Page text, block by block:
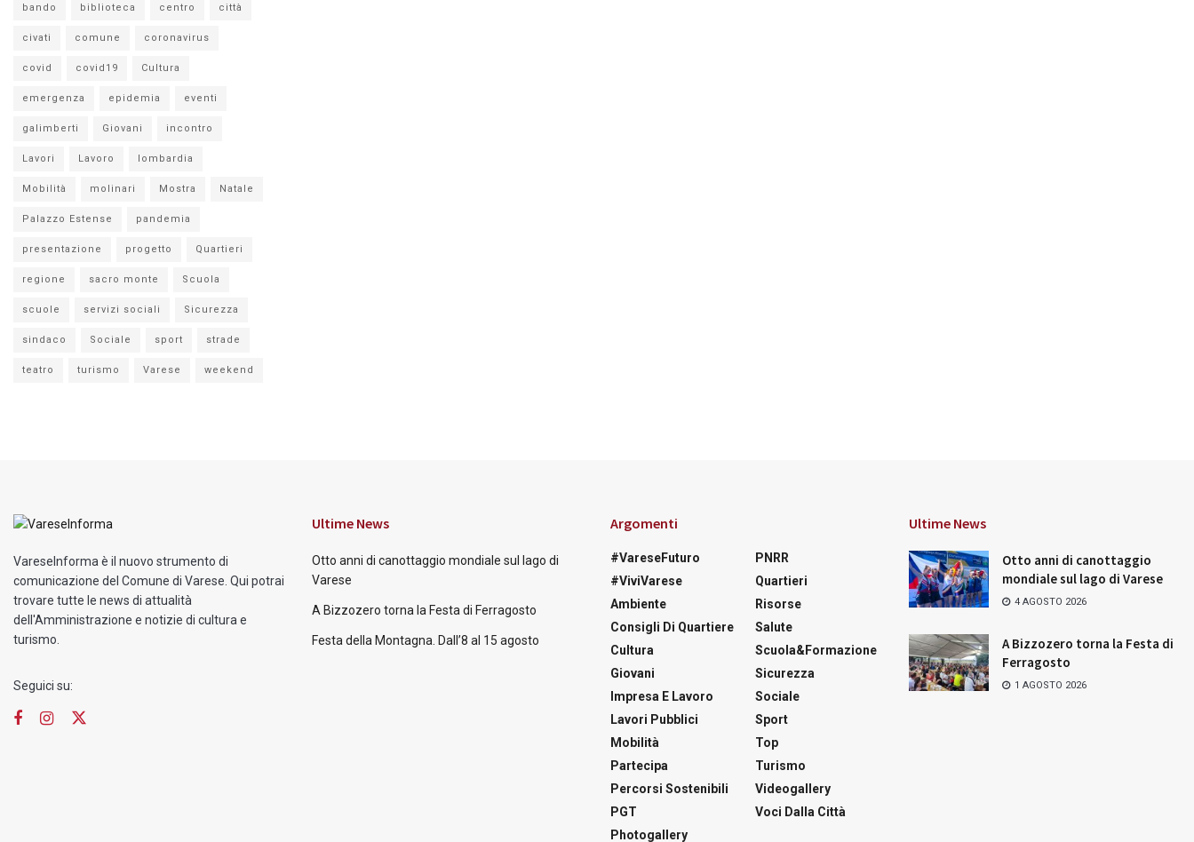
bando biblioteca centro città
civati comune coronavirus
covid covid19 Cultura
emergenza epidemia eventi
galimberti Giovani incontro
Lavori Lavoro lombardia
Mobilità molinari Mostra Natale
Palazzo Estense pandemia
presentazione progetto Quartieri
regione sacro monte Scuola
scuole servizi sociali Sicurezza
sindaco Sociale sport strade
teatro turismo Varese weekend
VareseInforma è il nuovo strumento di
comunicazione del Comune di Varese. Qui potrai
trovare tutte le news di attualità
dell'Amministrazione e notizie di cultura e
turismo.
Seguici su:
Ultime News
Otto anni di canottaggio mondiale sul lago di
Varese
A Bizzozero torna la Festa di Ferragosto
Festa della Montagna. Dall’8 al 15 agosto
Argomenti
#VareseFuturo
#ViviVarese
Ambiente
Consigli Di Quartiere
Cultura
Giovani
Impresa E Lavoro
Lavori Pubblici
Mobilità
Partecipa
Percorsi Sostenibili
PGT
Photogallery
PNRR
Quartieri
Risorse
Salute
Scuola&Formazione
Sicurezza
Sociale
Sport
Top
Turismo
Videogallery
Voci Dalla Città
Ultime News
Otto anni di canottaggio
mondiale sul lago di Varese
4 AGOSTO 2026
A Bizzozero torna la Festa di
Ferragosto
1 AGOSTO 2026